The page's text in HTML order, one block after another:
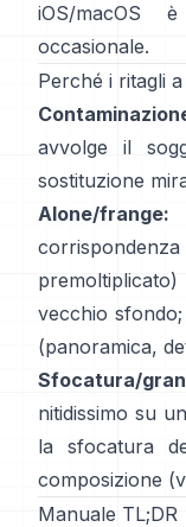
iOS/macOS
occasionale.
Perché i ritagli
avvolge il
sostituzione
Alone/frange:
vecchio
(panoramica,
Sfocatura/
nitidissimo su
la sfocatura
composizione
Manuale TL;DR